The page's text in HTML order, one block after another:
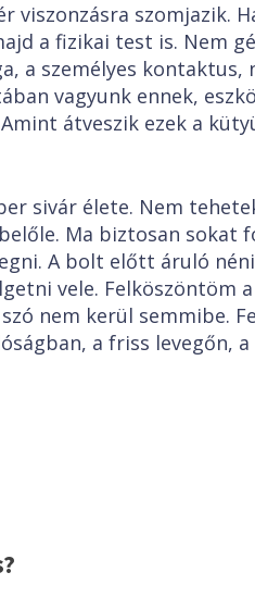
szomjazik.
a fizikai test is. Nem
a személyes kontaktus,
vagyunk ennek,
átveszik ezek a
élete. Nem
Ma biztosan sokat
A bolt előtt áruló
vele. Felköszöntöm a
nem kerül semmibe.
a friss levegőn, a